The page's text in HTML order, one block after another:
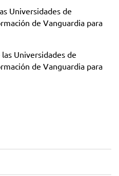
Universidades de
de Vanguardia para
Universidades de
de Vanguardia para